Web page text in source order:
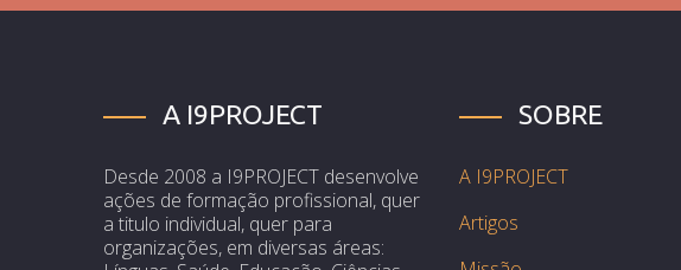
A I9PROJECT
Desde 2008 a I9PROJECT desenvolve
ações de formação profissional, quer
a titulo individual, quer para
organizações, em diversas áreas:
SOBRE
A I9PROJECT
Artigos